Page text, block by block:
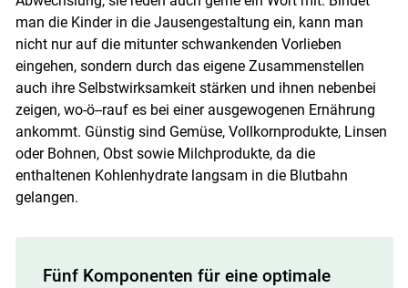
man die Kinder in die Jausengestaltung ein, kann man
nicht nur auf die mitunter schwankenden Vorlieben
eingehen, sondern durch das eigene Zusammenstellen
auch ihre Selbstwirksamkeit stärken und ihnen nebenbei
zeigen, wo-ö--rauf es bei einer ausgewogenen Ernährung
ankommt. Günstig sind Gemüse, Vollkornprodukte, Linsen
oder Bohnen, Obst sowie Milchprodukte, da die
enthaltenen Kohlenhydrate langsam in die Blutbahn
gelangen.
Fünf Komponenten für eine optimale